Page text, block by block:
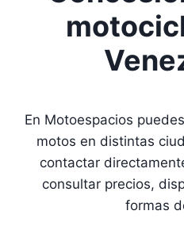
En Motoespacios
motos en distintas
contactar
consultar precios,
formas